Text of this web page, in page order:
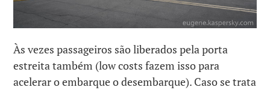
Às vezes passageiros são liberados pela porta
estreita também (low costs fazem isso para
acelerar o embarque o desembarque). Caso se trata